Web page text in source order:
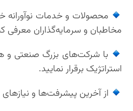
محصولات و خدمات نوآورانه
مخاطبان و سرمایه‌گذاران معرفی
با شرکت‌های بزرگ صنعتی و
استراتژیک برقرار نمایید.
از آخرین پیشرفت‌ها و نیازهای